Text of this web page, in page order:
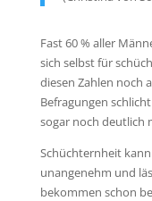
Fast 60 % aller
sich selbst für
diesen Zahlen noch
Befragungen
sogar noch deutlich
Schüchternheit
unangenehm und
bekommen schon